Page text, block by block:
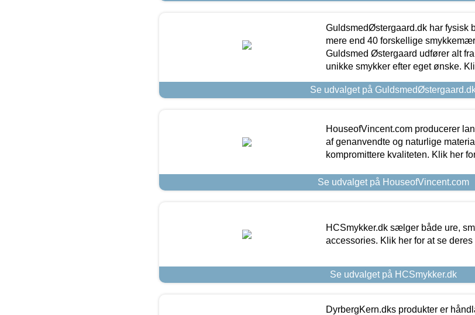
GuldsmedØstergaard.dk har fysisk
mere end 40 forskellige
Guldsmed Østergaard udfører alt
unikke smykker efter eget ønske.
Se udvalget på
HouseofVincent.com producerer
af genanvendte og naturlige
kompromittere kvaliteten. Klik her
Se udvalget på HouseofVincent.com
HCSmykker.dk sælger både ure,
accessories. Klik her for at se deres
Se udvalget på HCSmykker.dk
DyrbergKern.dks produkter er